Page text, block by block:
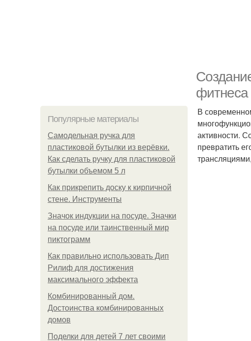
фитнеса
Популярные материалы
Самодельная ручка для
пластиковой бутылки из верёвки.
Как сделать ручку для пластиковой
бутылки объемом 5 л
Как прикрепить доску к кирпичной
стене. Инструменты
Значок индукции на посуде. Значки
на посуде или таинственный мир
пиктограмм
Как правильно использовать Дип
Рилиф для достижения
максимального эффекта
Комбинированный дом.
Достоинства комбинированных
домов
Поделки для детей 7 лет своими
В
активности.
превратить